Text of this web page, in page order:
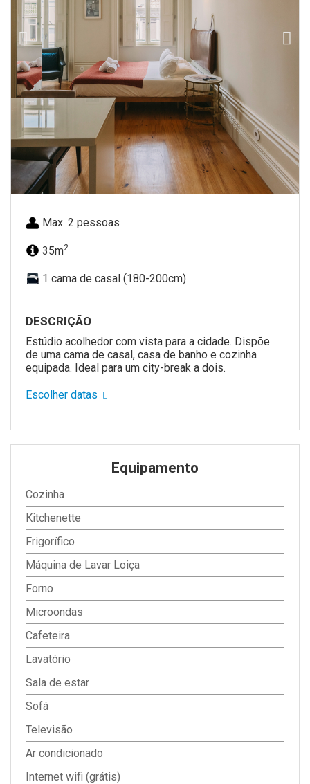
Max. 2 pessoas
35m2
1 cama de casal (180-200cm)
DESCRIÇÃO
Estúdio acolhedor com vista para a cidade. Dispõe
de uma cama de casal, casa de banho e cozinha
equipada. Ideal para um city-break a dois.
Escolher datas
Equipamento
Cozinha
Kitchenette
Frigorífico
Máquina de Lavar Loiça
Forno
Microondas
Cafeteira
Lavatório
Sala de estar
Sofá
Televisão
Ar condicionado
Internet wifi (grátis)